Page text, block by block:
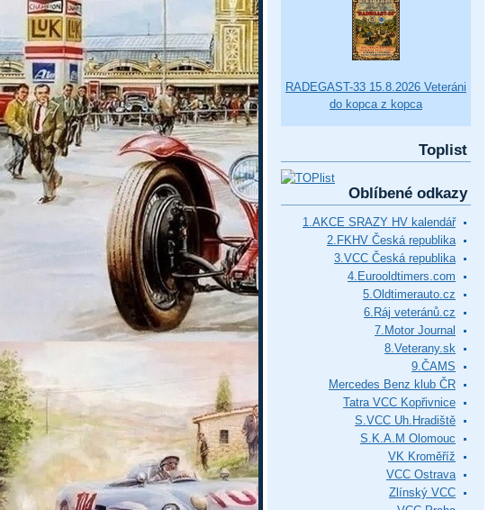
RADEGAST-33 15.8.2026 Veteráni
do kopca z kopca
Toplist
Oblíbené odkazy
1.AKCE SRAZY HV kalendář
2.FKHV Česká republika
3.VCC Česká republika
4.Eurooldtimers.com
5.Oldtimerauto.cz
6.Ráj veteránů.cz
7.Motor Journal
8.Veterany.sk
9.ČAMS
Mercedes Benz klub ČR
Tatra VCC Kopřivnice
S.VCC Uh.Hradiště
S.K.A.M Olomouc
VK Kroměříž
VCC Ostrava
Zlínský VCC